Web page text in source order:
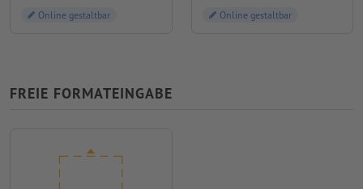
Online gestaltbar Online gestaltbar
FREIE FORMATEINGABE